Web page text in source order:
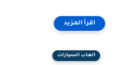
العاب السيارات